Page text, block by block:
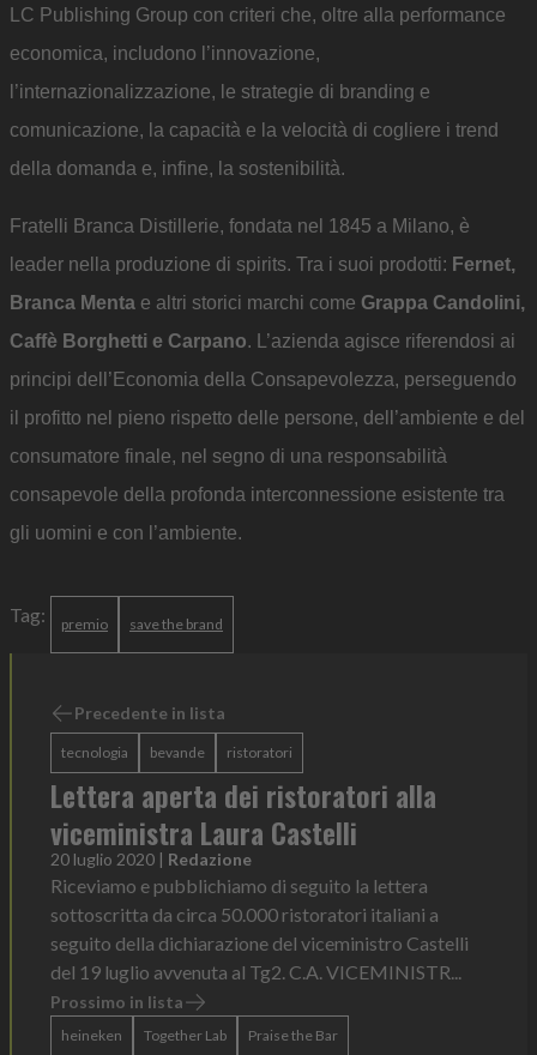
LC Publishing Group con criteri che, oltre alla performance
economica, includono l’innovazione,
l’internazionalizzazione, le strategie di branding e
comunicazione, la capacità e la velocità di cogliere i trend
della domanda e, infine, la sostenibilità.
Fratelli Branca Distillerie, fondata nel 1845 a Milano, è
leader nella produzione di spirits. Tra i suoi prodotti: Fernet,
Branca Menta e altri storici marchi come Grappa Candolini,
Caffè Borghetti e Carpano. L’azienda agisce riferendosi ai
principi dell’Economia della Consapevolezza, perseguendo
il profitto nel pieno rispetto delle persone, dell’ambiente e del
consumatore finale, nel segno di una responsabilità
consapevole della profonda interconnessione esistente tra
gli uomini e con l’ambiente.
Tag: premio save the brand
Precedente in lista
tecnologia bevande ristoratori
Lettera aperta dei ristoratori alla
viceministra Laura Castelli
20 luglio 2020 | Redazione
Riceviamo e pubblichiamo di seguito la lettera
sottoscritta da circa 50.000 ristoratori italiani a
seguito della dichiarazione del viceministro Castelli
del 19 luglio avvenuta al Tg2. C.A. VICEMINISTR...
Prossimo in lista
heineken Together Lab Praise the Bar